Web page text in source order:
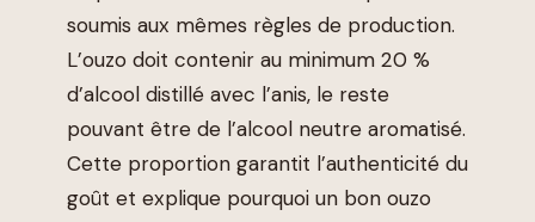
soumis aux mêmes règles de production.
L’ouzo doit contenir au minimum 20 %
d’alcool distillé avec l’anis, le reste
pouvant être de l’alcool neutre aromatisé.
Cette proportion garantit l’authenticité du
goût et explique pourquoi un bon ouzo